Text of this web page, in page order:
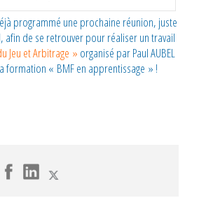
programmé une prochaine réunion, juste
afin de se retrouver pour réaliser un travail
Jeu et Arbitrage » organisé par Paul AUBEL
formation « BMF en apprentissage » !